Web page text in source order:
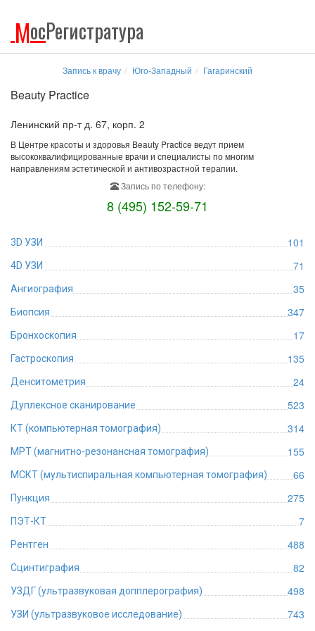
МосРегистратура
Запись к врачу Юго-Западный Гагаринский
Beauty Practice
Ленинский пр-т д. 67, корп. 2
В Центре красоты и здоровья Beauty Practice ведут прием
высококвалифицированные врачи и специалисты по многим
направлениям эстетической и антивозрастной терапии.
Запись по телефону:
8 (495) 152-59-71
3D УЗИ 101
4D УЗИ 71
Ангиография 35
Биопсия 347
Бронхоскопия 17
Гастроскопия 135
Денситометрия 24
Дуплексное сканирование 523
КТ (компьютерная томография) 314
МРТ (магнитно-резонансная томография) 155
МСКТ (мультиспиральная компьютерная томография) 66
Пункция 275
ПЭТ-КТ 7
Рентген 488
Сцинтиграфия 82
УЗДГ (ультразвуковая допплерография) 498
УЗИ (ультразвуковое исследование)
743